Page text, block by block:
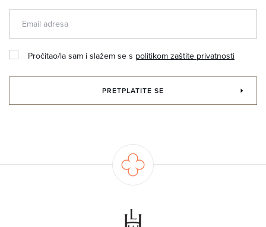
Pročitao/la sam i slažem se s politikom zaštite privatnosti
PRETPLATITE SE